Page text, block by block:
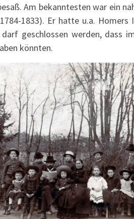
Am bekanntesten war ein
1833). Er hatte u.a. Homers
geschlossen werden, dass
könnten.